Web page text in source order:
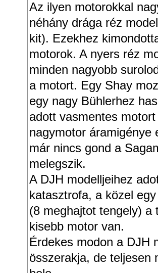
Az ilyen motorokkal
néhány drága réz
kit). Ezekhez
motorok. A nyers réz
minden nagyobb
a motort. Egy Shay
egy nagy Bühlerhez
adott vasmentes
nagymotor áramigénye
már nincs gond a
melegszik.
A DJH modelljeihez
katasztrofa, a közel
(8 meghajtot tengely) a
kisebb motor van.
Érdekes modon a DJH
összerakja, de teljesen